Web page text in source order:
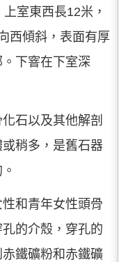
室東西長12米，
西傾斜，表面有厚
下窨在下室深
石以及其他解剖
稍多，是舊石器
和青年女性頭骨
的介殼，穿孔的
鐵礦粉和赤鐵礦